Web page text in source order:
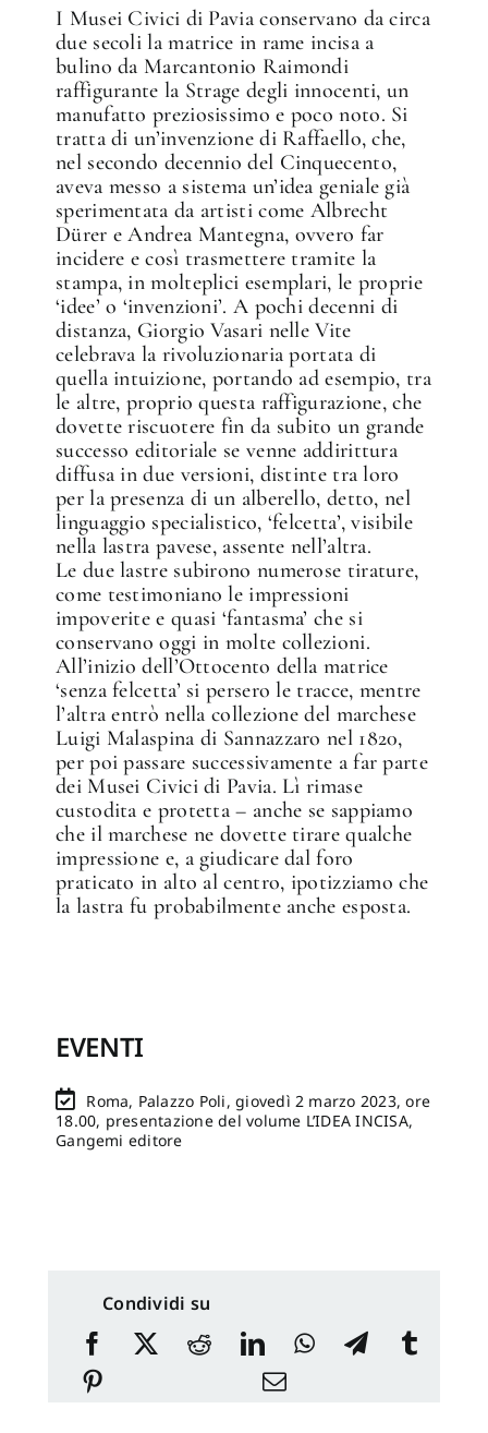
I Musei Civici di Pavia conservano da circa
due secoli la matrice in rame incisa a
bulino da Marcantonio Raimondi
raffigurante la Strage degli innocenti, un
manufatto preziosissimo e poco noto. Si
tratta di un’invenzione di Raffaello, che,
nel secondo decennio del Cinquecento,
aveva messo a sistema un’idea geniale già
sperimentata da artisti come Albrecht
Dürer e Andrea Mantegna, ovvero far
incidere e così trasmettere tramite la
stampa, in molteplici esemplari, le proprie
‘idee’ o ‘invenzioni’. A pochi decenni di
distanza, Giorgio Vasari nelle Vite
celebrava la rivoluzionaria portata di
quella intuizione, portando ad esempio, tra
le altre, proprio questa raffigurazione, che
dovette riscuotere fin da subito un grande
successo editoriale se venne addirittura
diffusa in due versioni, distinte tra loro
per la presenza di un alberello, detto, nel
linguaggio specialistico, ‘felcetta’, visibile
nella lastra pavese, assente nell’altra.
Le due lastre subirono numerose tirature,
come testimoniano le impressioni
impoverite e quasi ‘fantasma’ che si
conservano oggi in molte collezioni.
All’inizio dell’Ottocento della matrice
‘senza felcetta’ si persero le tracce, mentre
l’altra entrò nella collezione del marchese
Luigi Malaspina di Sannazzaro nel 1820,
per poi passare successivamente a far parte
dei Musei Civici di Pavia. Lì rimase
custodita e protetta – anche se sappiamo
che il marchese ne dovette tirare qualche
impressione e, a giudicare dal foro
praticato in alto al centro, ipotizziamo che
la lastra fu probabilmente anche esposta.
EVENTI
Roma, Palazzo Poli, giovedì 2 marzo 2023, ore
18.00, presentazione del volume L’IDEA INCISA,
Gangemi editore
Condividi su